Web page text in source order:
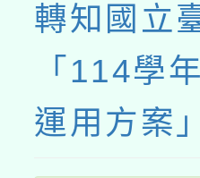
轉知國立
「114學
運用方案